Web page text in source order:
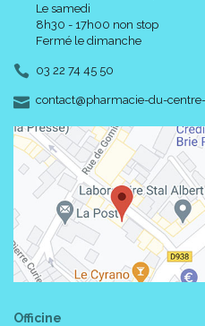
Le samedi
8h30 - 17h00 non stop
Fermé le dimanche
03 22 74 45 50
contact-
@-
pharmacie-du-
Officine